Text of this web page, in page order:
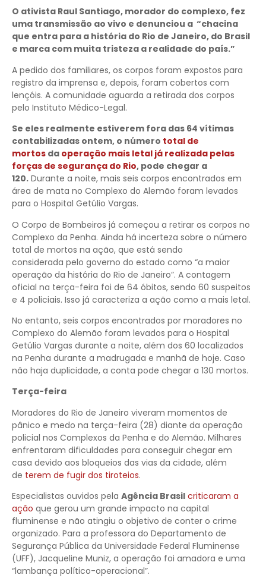
O ativista Raul Santiago, morador do complexo, fez
uma transmissão ao vivo e denunciou a “chacina
que entra para a história do Rio de Janeiro, do Brasil
e marca com muita tristeza a realidade do país.”
A pedido dos familiares, os corpos foram expostos para
registro da imprensa e, depois, foram cobertos com
lençóis. A comunidade aguarda a retirada dos corpos
pelo Instituto Médico-Legal.
Se eles realmente estiverem fora das 64 vítimas
contabilizadas ontem, o número total de
mortos da operação mais letal já realizada pelas
forças de segurança do Rio, pode chegar a
120. Durante a noite, mais seis corpos encontrados em
área de mata no Complexo do Alemão foram levados
para o Hospital Getúlio Vargas.
O Corpo de Bombeiros já começou a retirar os corpos no
Complexo da Penha. Ainda há incerteza sobre o número
total de mortos na ação, que está sendo
considerada pelo governo do estado como “a maior
operação da história do Rio de Janeiro”. A contagem
oficial na terça-feira foi de 64 óbitos, sendo 60 suspeitos
e 4 policiais. Isso já caracteriza a ação como a mais letal.
No entanto, seis corpos encontrados por moradores no
Complexo do Alemão foram levados para o Hospital
Getúlio Vargas durante a noite, além dos 60 localizados
na Penha durante a madrugada e manhã de hoje. Caso
não haja duplicidade, a conta pode chegar a 130 mortos.
Terça-feira
Moradores do Rio de Janeiro viveram momentos de
pânico e medo na terça-feira (28) diante da operação
policial nos Complexos da Penha e do Alemão. Milhares
enfrentaram dificuldades para conseguir chegar em
casa devido aos bloqueios das vias da cidade, além
de terem de fugir dos tiroteios.
Especialistas ouvidos pela Agência Brasil criticaram a
ação que gerou um grande impacto na capital
fluminense e não atingiu o objetivo de conter o crime
organizado. Para a professora do Departamento de
Segurança Pública da Universidade Federal Fluminense
(UFF), Jacqueline Muniz, a operação foi amadora e uma
“lambança político-operacional”.